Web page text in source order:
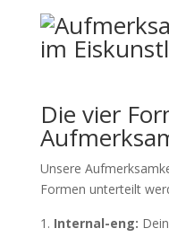
Die vier
Unsere
Formen unterteilt
Internal-eng: